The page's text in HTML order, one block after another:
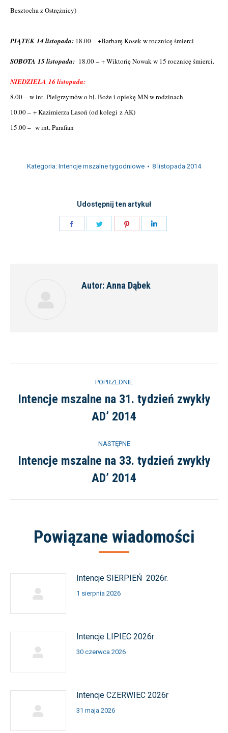
Besztocha z Ostrężnicy)
PIĄTEK 14 listopada: 18.00 – +Barbarę Kosek w rocznicę śmierci
SOBOTA 15 listopada: 18.00 – + Wiktorię Nowak w 15 rocznicę śmierci.
NIEDZIELA 16 listopada:
8.00 – w int. Pielgrzymów o bł. Boże i opiekę MN w rodzinach
10.00 – + Kazimierza Lasoń (od kolegi z AK)
15.00 – w int. Parafian
Kategoria: Intencje mszalne tygodniowe 8 listopada 2014
Udostępnij ten artykuł
Autor:Anna Dąbek
Nawigacja
wpisów
POPRZEDNIE
Poprzedni
wpis:
Intencje mszalne na 31. tydzień zwykły
AD’ 2014
NASTĘPNE
Następny
wpis:
Intencje mszalne na 33. tydzień zwykły
AD’ 2014
Powiązane wiadomości
Intencje SIERPIEŃ 2026r.
1 sierpnia 2026
Intencje LIPIEC 2026r
30 czerwca 2026
Intencje CZERWIEC 2026r
31 maja 2026